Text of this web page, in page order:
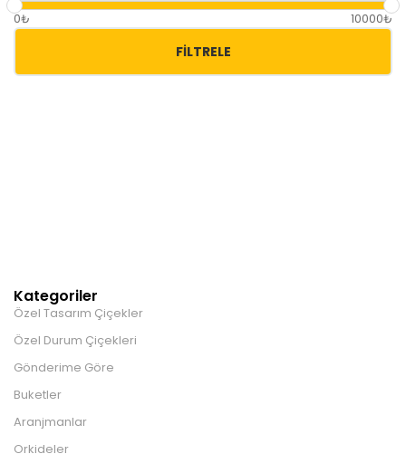
0₺ 10000₺
FILTRELE
Kategoriler
Özel Tasarım Çiçekler
Özel Durum Çiçekleri
Gönderime Göre
Buketler
Aranjmanlar
Orkideler